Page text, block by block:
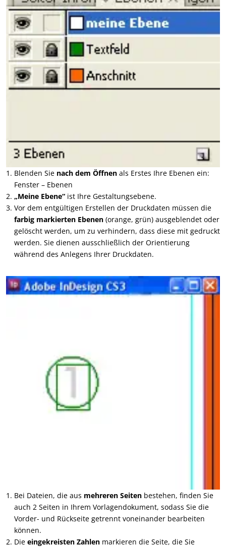
Blenden Sie nach dem Öffnen als Erstes Ihre Ebenen ein:
Fenster – Ebenen
„Meine Ebene“ ist Ihre Gestaltungsebene.
Vor dem entgültigen Erstellen der Druckdaten müssen die
farbig markierten Ebenen (orange, grün) ausgeblendet oder
gelöscht werden, um zu verhindern, dass diese mit gedruckt
werden. Sie dienen ausschließlich der Orientierung
während des Anlegens Ihrer Druckdaten.
Bei Dateien, die aus mehreren Seiten bestehen, finden Sie
auch 2 Seiten in Ihrem Vorlagendokument, sodass Sie die
Vorder- und Rückseite getrennt voneinander bearbeiten
können.
Die eingekreisten Zahlen markieren die Seite, die Sie